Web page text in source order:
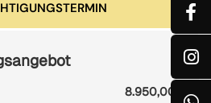
8.950,00 €